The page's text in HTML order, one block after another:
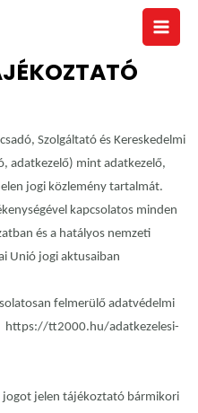
Szolgáltató és Kereskedelmi
adatkezelő) mint adatkezelő,
jogi közlemény tartalmát.
kapcsolatos minden
és a hatályos nemzeti
Unió jogi aktusaiban
felmerülő adatvédelmi
https://tt2000.hu/adatkezelesi-
jogot jelen tájékoztató bármikori